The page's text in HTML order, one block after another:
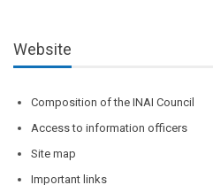
Website
Composition of the INAI Council
Access to information officers
Site map
Important links